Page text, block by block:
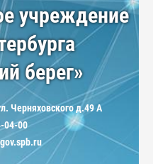
учреждение
берег»
Черняховского д.49 А
04-00